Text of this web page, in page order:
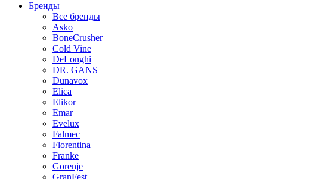
Бренды
Все бренды
Asko
BoneCrusher
Cold Vine
DeLonghi
DR. GANS
Dunavox
Elica
Elikor
Emar
Evelux
Falmec
Florentina
Franke
Gorenje
GranFest